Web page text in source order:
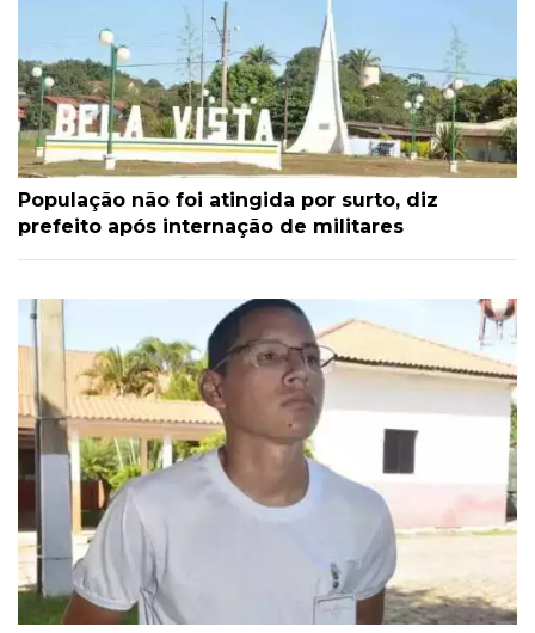
População não foi atingida por surto, diz
prefeito após internação de militares